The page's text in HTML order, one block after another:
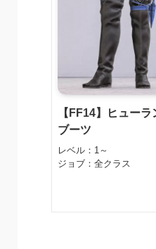
【FF14】ヒューラ
ブーツ
レベル：1～
ジョブ：全クラス